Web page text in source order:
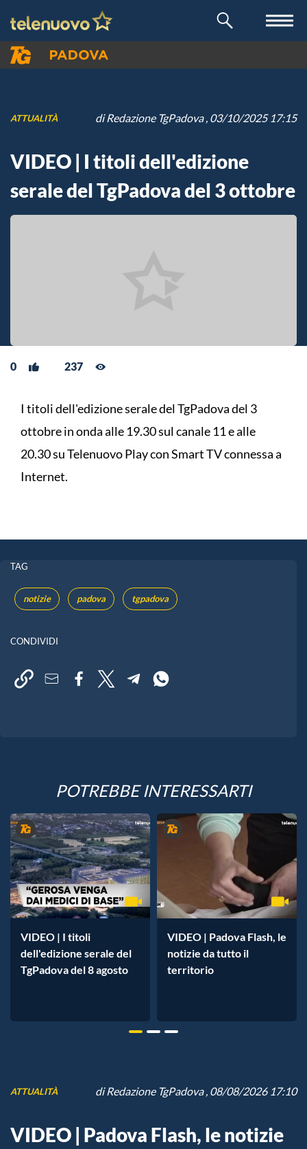
ATTUALITÀ diRedazione TgPadova, 03/10/2025 17:15
VIDEO | I titoli dell'edizione
serale del TgPadova del 3 ottobre
0 237
I titoli dell'edizione serale del TgPadova del 3
ottobre in onda alle 19.30 sul canale 11 e alle
20.30 su Telenuovo Play con Smart TV connessa a
Internet.
TAG
notizie padova tgpadova
CONDIVIDI
POTREBBE INTERESSARTI
VIDEO | I titoli
dell'edizione serale del
TgPadova del 8 agosto
VIDEO | Padova Flash, le
notizie da tutto il
territorio
ATTUALITÀ diRedazione TgPadova, 08/08/2026 17:10
VIDEO | Padova Flash, le notizie